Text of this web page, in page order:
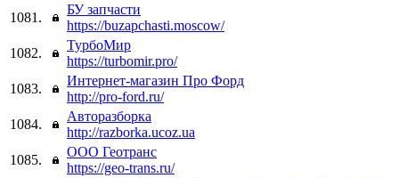
1081.
БУ запчасти
https://buzapchasti.moscow/
1082.
ТурбоМир
https://turbomir.pro/
1083.
Интернет-магазин Про Форд
http://pro-ford.ru/
1084.
Авторазборка
http://razborka.ucoz.ua
1085.
ООО Геотранс
https://geo-trans.ru/